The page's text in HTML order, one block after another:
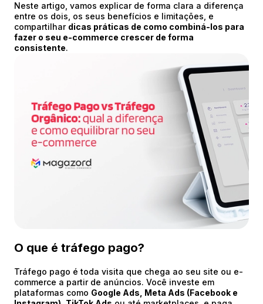
Neste artigo, vamos explicar de forma clara a diferença
entre os dois, os seus benefícios e limitações, e
compartilhar dicas práticas de como combiná-los para
fazer o seu e-commerce crescer de forma
consistente.
O que é tráfego pago?
Tráfego pago é toda visita que chega ao seu site ou e-
commerce a partir de anúncios. Você investe em
plataformas como Google Ads, Meta Ads (Facebook e